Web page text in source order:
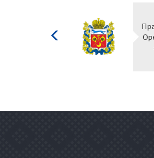
культуры
Российской